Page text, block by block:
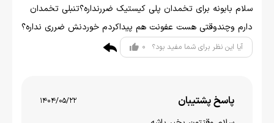
سلام بابونه برای تخمدان پلی کیستیک ضررنداره؟تنبلی تخمدان
دارم وچندوقتی هست عفونت هم پیداکردم خوردنش ضرری نداره؟
آیا این نظر برای شما مفید بود؟ 0
پاسخ پشتیبان 1404/05/22